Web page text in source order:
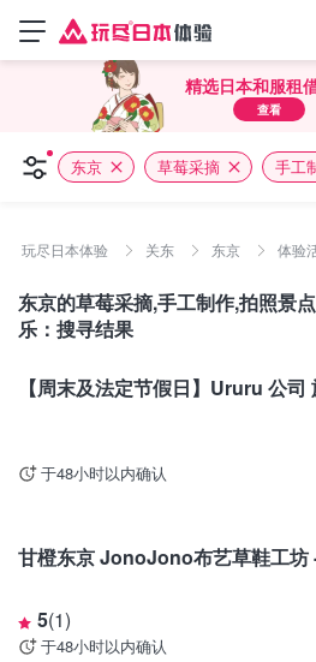
精选日本和服租
查看
东京 草莓采摘 手工
玩尽日本体验 关东 东京 体验
东京的草莓采摘,手工制作,拍照景
乐：搜寻结果
东京
【周末及法定节假日】Ururu 公司
于48小时以内确认
甘橙东京 JonoJono布艺草鞋工坊
5(1)
于48小时以内确认